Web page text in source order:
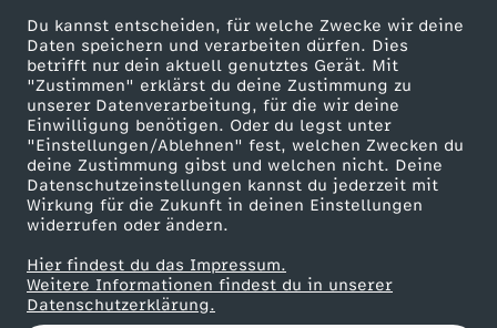
Du kannst entscheiden, für welche Zwecke wir deine
Daten speichern und verarbeiten dürfen. Dies
betrifft nur dein aktuell genutztes Gerät. Mit
"Zustimmen" erklärst du deine Zustimmung zu
unserer Datenverarbeitung, für die wir deine
Einwilligung benötigen. Oder du legst unter
"Einstellungen/Ablehnen" fest, welchen Zwecken du
deine Zustimmung gibst und welchen nicht. Deine
Datenschutzeinstellungen kannst du jederzeit mit
Wirkung für die Zukunft in deinen Einstellungen
widerrufen oder ändern.
Hier findest du das Impressum.
Weitere Informationen findest du in unserer
Datenschutzerklärung.
c
h
t
i
g
k
ZDF goes Schule
Werbefernsehen
Mainzelmännchen
Partner